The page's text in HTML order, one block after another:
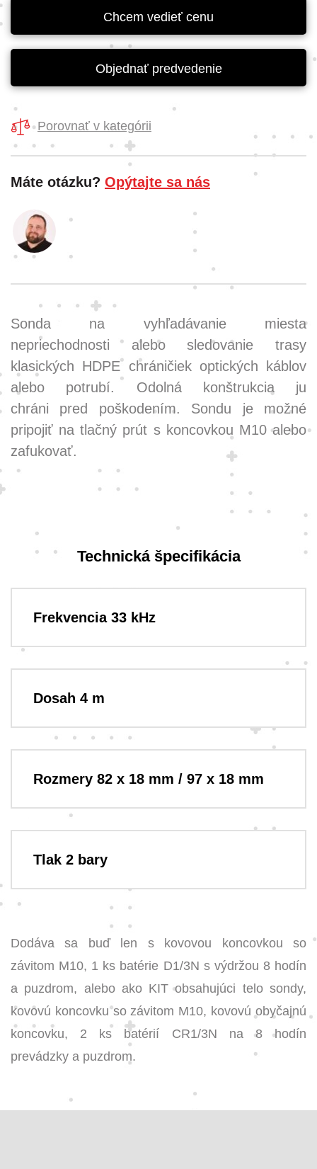
Chcem vedieť cenu
Objednať predvedenie
Porovnať v kategórii
Máte otázku? Opýtajte sa nás
Sonda na vyhľadávanie miesta
nepriechodnosti alebo sledovanie trasy
klasických HDPE chráničiek optických káblov
alebo potrubí. Odolná konštrukcia ju
chráni pred poškodením. Sondu je možné
pripojiť na tlačný prút s koncovkou M10 alebo
zafukovať.
Technická špecifikácia
Frekvencia 33 kHz
Dosah 4 m
Rozmery 82 x 18 mm / 97 x 18 mm
Tlak 2 bary
Dodáva sa buď len s kovovou koncovkou so
závitom M10, 1 ks batérie D1/3N s výdržou 8 hodín
a puzdrom, alebo ako KIT obsahujúci telo sondy,
kovovú koncovku so závitom M10, kovovú obyčajnú
koncovku, 2 ks batérií CR1/3N na 8 hodín
prevádzky a puzdrom.